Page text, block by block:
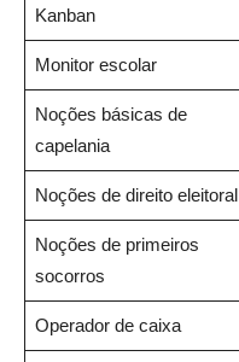
Kanban
Monitor escolar
Noções básicas de
capelania
Noções de direito eleitoral
Noções de primeiros
socorros
Operador de caixa